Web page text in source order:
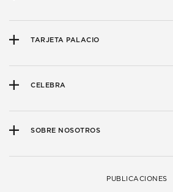
TARJETA PALACIO
CELEBRA
SOBRE NOSOTROS
PUBLICACIONES